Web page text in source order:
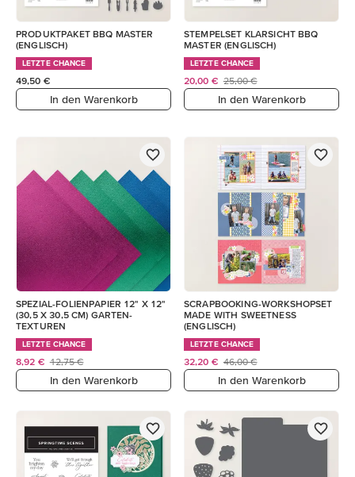
PRODUKTPAKET BBQ MASTER
(ENGLISCH)
LETZTE CHANCE
49,50 €
In den Warenkorb
STEMPELSET KLARSICHT BBQ
MASTER (ENGLISCH)
LETZTE CHANCE
20,00 € 25,00 €
In den Warenkorb
SPEZIAL-FOLIENPAPIER 12" X 12"
(30,5 X 30,5 CM) GARTEN-
TEXTUREN
LETZTE CHANCE
8,92 € 12,75 €
In den Warenkorb
SCRAPBOOKING-WORKSHOPSET
MADE WITH SWEETNESS
(ENGLISCH)
LETZTE CHANCE
32,20 € 46,00 €
In den Warenkorb